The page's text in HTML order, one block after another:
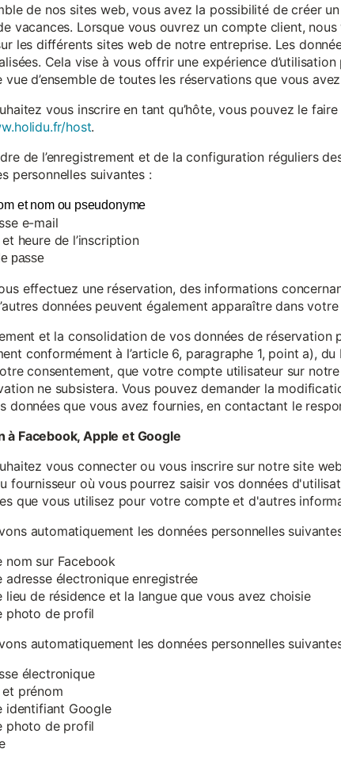
de nos sites web, vous avez la possibilité de créer
vacances. Lorsque vous ouvrez un compte client,
les différents sites web de notre entreprise. Les
Cela vise à vous offrir une expérience
vue d’ensemble de toutes les réservations que vous
vous inscrire en tant qu’hôte, vous pouvez le
host.
de l’enregistrement et de la configuration réguliers
personnelles suivantes :
et nom ou pseudonyme
e-mail
heure de l’inscription
passe
effectuez une réservation, des informations
données peuvent également apparaître dans
et la consolidation de vos données de
conformément à l’article 6, paragraphe 1, point a),
consentement, que votre compte utilisateur sur
ne subsistera. Vous pouvez demander la
données que vous avez fournies, en contactant le
à Facebook, Apple et Google
vous connecter ou vous inscrire sur notre site
fournisseur où vous pourrez saisir vos données
que vous utilisez pour votre compte et d'autres
automatiquement les données personnelles
nom sur Facebook
adresse électronique enregistrée
lieu de résidence et la langue que vous avez choisie
photo de profil
automatiquement les données personnelles
électronique
prénom
identifiant Google
photo de profil